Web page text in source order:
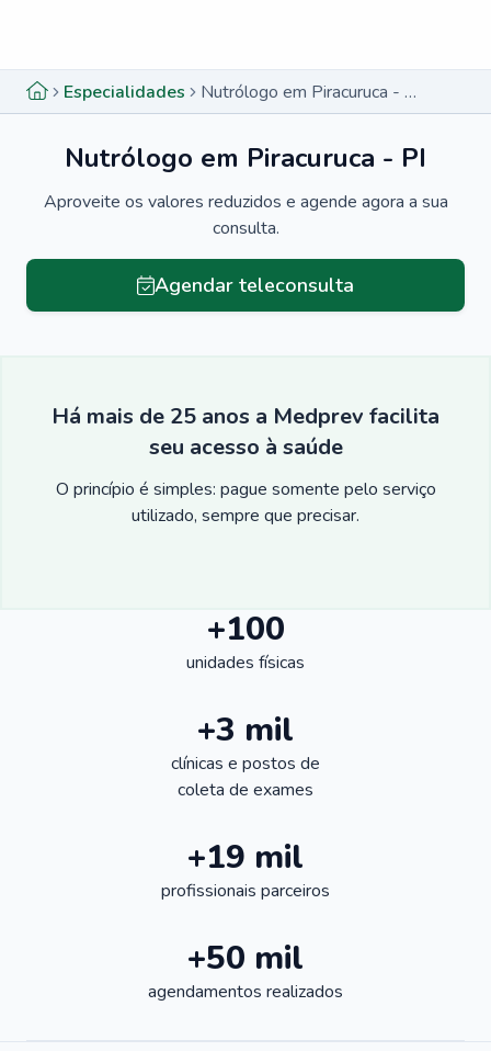
Especialidades Nutrólogo em Piracuruca - PI
Nutrólogo em Piracuruca - PI
Aproveite os valores reduzidos e agende agora a sua
consulta.
Agendar teleconsulta
Há mais de 25 anos a Medprev facilita
seu acesso à saúde
O princípio é simples: pague somente pelo serviço
utilizado, sempre que precisar.
+100
unidades físicas
+3 mil
clínicas e postos de
coleta de exames
+19 mil
profissionais parceiros
+50 mil
agendamentos realizados